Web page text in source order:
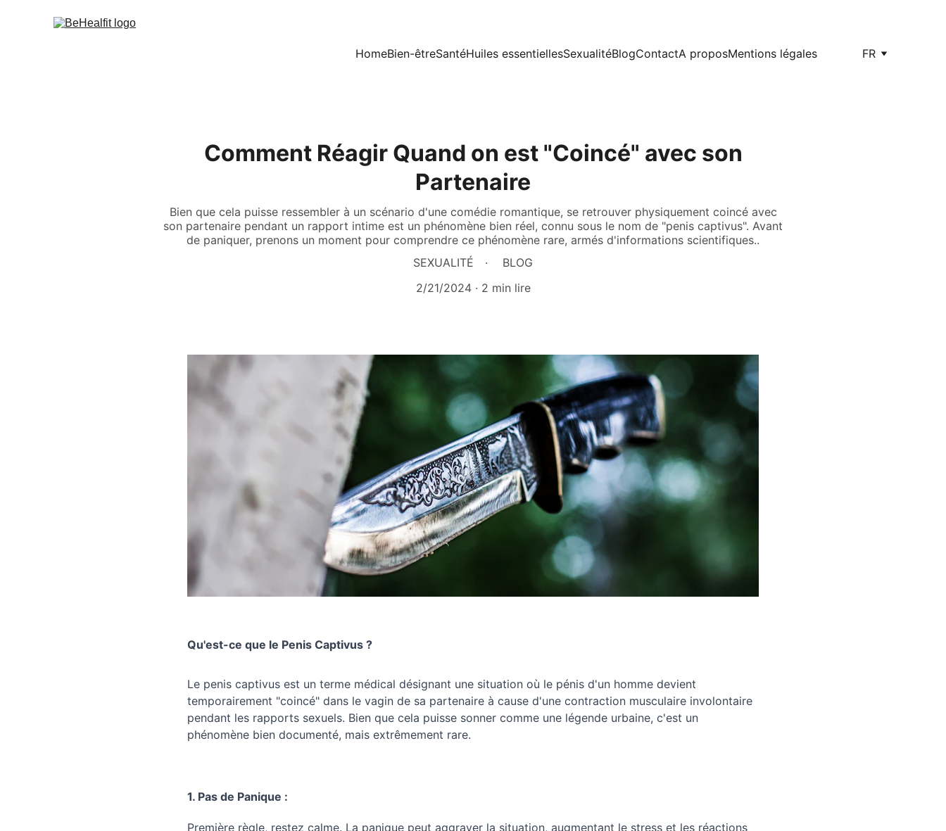
HomeBien-êtreSantéHuiles essentiellesSexualitéBlogContactA proposMentions légales FR
Comment Réagir Quand on est "Coincé" avec son
Partenaire
Bien que cela puisse ressembler à un scénario d'une comédie romantique, se retrouver physiquement coincé avec
son partenaire pendant un rapport intime est un phénomène bien réel, connu sous le nom de "penis captivus". Avant
de paniquer, prenons un moment pour comprendre ce phénomène rare, armés d'informations scientifiques..
SEXUALITÉ
BLOG
2/21/2024
2 min lire
Qu'est-ce que le Penis Captivus ?
Le penis captivus est un terme médical désignant une situation où le pénis d'un homme devient
temporairement "coincé" dans le vagin de sa partenaire à cause d'une contraction musculaire involontaire
pendant les rapports sexuels. Bien que cela puisse sonner comme une légende urbaine, c'est un
phénomène bien documenté, mais extrêmement rare.
1. Pas de Panique :
Première règle, restez calme. La panique peut aggraver la situation, augmentant le stress et les réactions